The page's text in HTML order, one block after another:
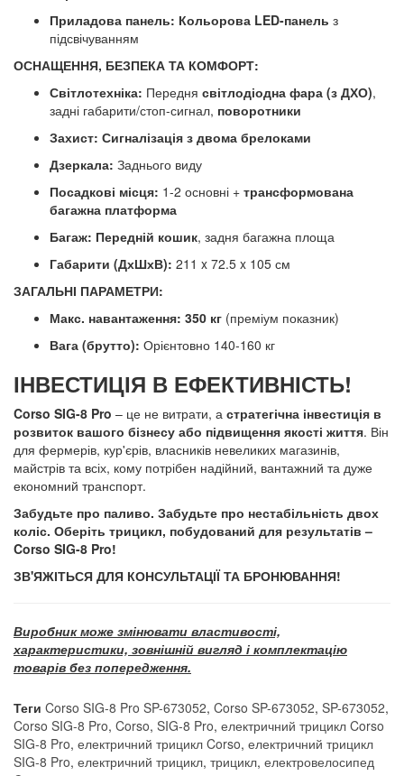
Приладова панель: Кольорова LED-панель з
підсвічуванням
ОСНАЩЕННЯ, БЕЗПЕКА ТА КОМФОРТ:
Світлотехніка: Передня світлодіодна фара (з ДХО),
задні габарити/стоп-сигнал, поворотники
Захист: Сигналізація з двома брелоками
Дзеркала: Заднього виду
Посадкові місця: 1-2 основні + трансформована
багажна платформа
Багаж: Передній кошик, задня багажна площа
Габарити (ДхШхВ): 211 x 72.5 x 105 см
ЗАГАЛЬНІ ПАРАМЕТРИ:
Макс. навантаження: 350 кг (преміум показник)
Вага (брутто): Орієнтовно 140-160 кг
ІНВЕСТИЦІЯ В ЕФЕКТИВНІСТЬ!
Corso SIG-8 Pro – це не витрати, а стратегічна інвестиція в
розвиток вашого бізнесу або підвищення якості життя. Він
для фермерів, кур'єрів, власників невеликих магазинів,
майстрів та всіх, кому потрібен надійний, вантажний та дуже
економний транспорт.
Забудьте про паливо. Забудьте про нестабільність двох
коліс. Оберіть трицикл, побудований для результатів –
Corso SIG-8 Pro!
ЗВ'ЯЖІТЬСЯ ДЛЯ КОНСУЛЬТАЦІЇ ТА БРОНЮВАННЯ!
Виробник може змінювати властивості,
характеристики, зовнішній вигляд і комплектацію
товарів без попередження.
Теги Corso SIG-8 Pro SP-673052, Corso SP-673052, SP-673052,
Corso SIG-8 Pro, Corso, SIG-8 Pro, електричний трицикл Corso
SIG-8 Pro, електричний трицикл Corso, електричний трицикл
SIG-8 Pro, електричний трицикл, трицикл, електровелосипед